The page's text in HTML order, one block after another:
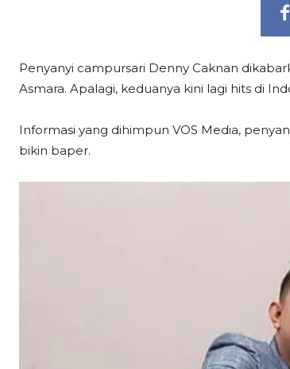
Penyanyi campursari Denny Caknan
Asmara. Apalagi, keduanya kini lagi hits di
Informasi yang dihimpun VOS Media,
bikin baper.